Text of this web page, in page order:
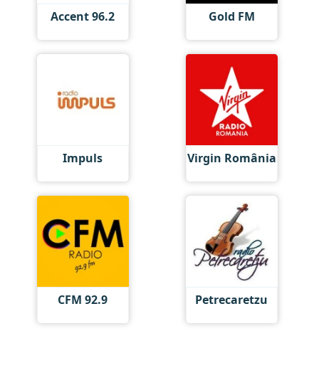
Accent 96.2 Gold FM
Impuls Virgin România
CFM 92.9 Petrecaretzu